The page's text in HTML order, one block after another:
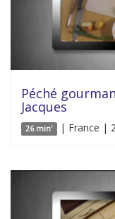
Péché
Jacques
26 min' | France |